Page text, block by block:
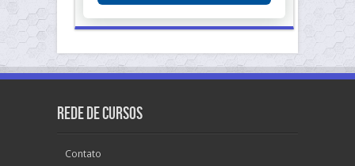
Rede de Cursos
Contato